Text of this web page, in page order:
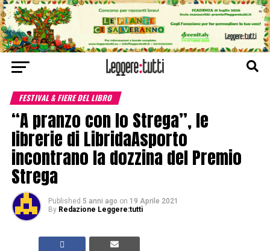
FESTIVAL & FIERE DEL LIBRO
“A pranzo con lo Strega”, le
librerie di LibridaAsporto
incontrano la dozzina del Premio
Strega
Published 5 anni ago on 19 Aprile 2021
By Redazione Leggere:tutti